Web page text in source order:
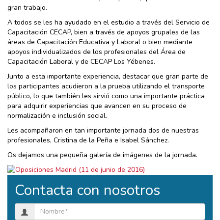
gran trabajo.
A todos se les ha ayudado en el estudio a través del Servicio de
Capacitación CECAP, bien a través de apoyos grupales de las
áreas de Capacitación Educativa y Laboral o bien mediante
apoyos individualizados de los profesionales del Área de
Capacitación Laboral y de CECAP Los Yébenes.
Junto a esta importante experiencia, destacar que gran parte de
los participantes acudieron a la prueba utilizando el transporte
público, lo que también les sirvió como una importante práctica
para adquirir experiencias que avancen en su proceso de
normalización e inclusión social.
Les acompañaron en tan importante jornada dos de nuestras
profesionales, Cristina de la Peña e Isabel Sánchez.
Os dejamos una pequeña galería de imágenes de la jornada.
Contacta con nosotros